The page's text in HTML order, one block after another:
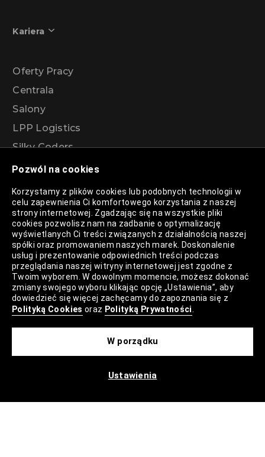
Pozwól na cookies
Korzystamy z plików cookies lub podobnych technologii w
celu zapewnienia Ci komfortowego korzystania z naszej
strony internetowej. Zgadzając się na wszystkie pliki
cookies pozwolisz nam na zadbanie o optymalizację
wyświetlanych Ci treści związanych z działalnością naszej
spółki oraz promowaniem naszych marek. Doskonalenie
usług i prezentowanie odpowiednich treści podczas
przeglądania naszej witryny internetowej jest zgodne z
Twoim wyborem. W dowolnym momencie, możesz dokonać
zmiany swojego wyboru klikając opcję „Ustawienia”, aby
dowiedzieć się więcej zachęcamy do zapoznania się z
Polityką Cookies oraz Polityką Prywatności
Ustawienia
W porządku
Kariera
Oferty Pracy
Centrala
Salony
LPP Logistics
Silky Coders
Projekty i eventy
Reserved
Cropp
House
Mohito
Sinsay
Regulaminy
Regulamin akcji promocyjnej – Program